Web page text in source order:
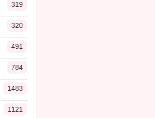
319
320
491
784
1483
1121